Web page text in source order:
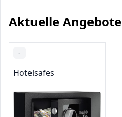
Aktuelle Angebote
-
Hotelsafes